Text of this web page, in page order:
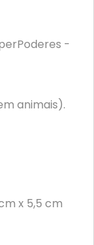
-
animais).
x 5,5 cm